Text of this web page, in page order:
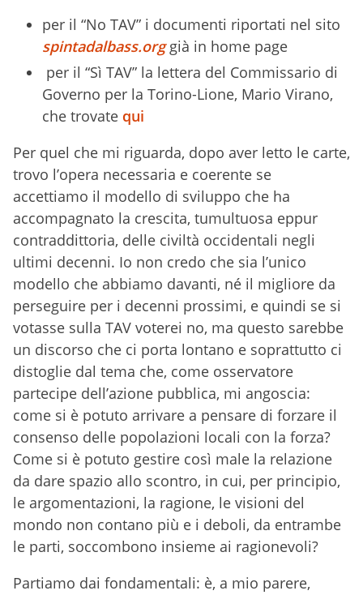
per il “No TAV” i documenti riportati nel sito
spintadalbass.orggià in home page
per il “Sì TAV” la lettera del Commissario di
Governo per la Torino-Lione, Mario Virano,
che trovate qui
Per quel che mi riguarda, dopo aver letto le carte,
trovo l’opera necessaria e coerente se
accettiamo il modello di sviluppo che ha
accompagnato la crescita, tumultuosa eppur
contraddittoria, delle civiltà occidentali negli
ultimi decenni. Io non credo che sia l’unico
modello che abbiamo davanti, né il migliore da
perseguire per i decenni prossimi, e quindi se si
votasse sulla TAV voterei no, ma questo sarebbe
un discorso che ci porta lontano e soprattutto ci
distoglie dal tema che, come osservatore
partecipe dell’azione pubblica, mi angoscia:
come si è potuto arrivare a pensare di forzare il
consenso delle popolazioni locali con la forza?
Come si è potuto gestire così male la relazione
da dare spazio allo scontro, in cui, per principio,
le argomentazioni, la ragione, le visioni del
mondo non contano più e i deboli, da entrambe
le parti, soccombono insieme ai ragionevoli?
Partiamo dai fondamentali: è, a mio parere,